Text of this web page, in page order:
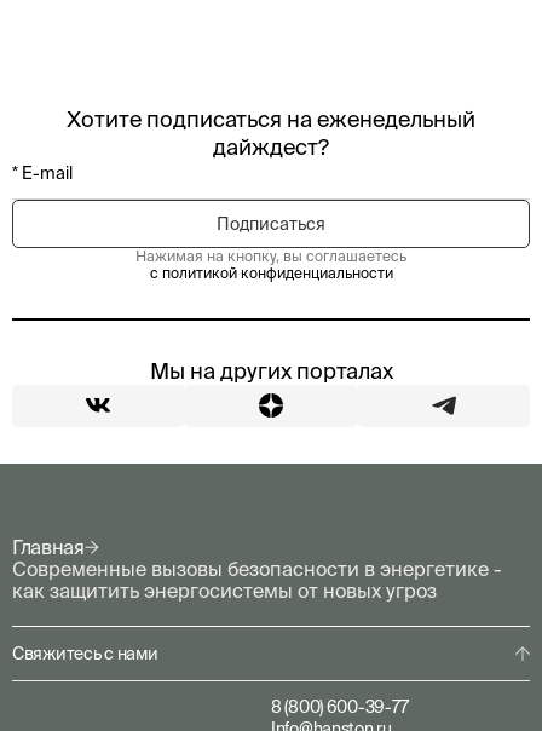
Хотите подписаться на еженедельный
дайждест?
Нажимая на кнопку, вы соглашаетесь
с политикой конфиденциальности
Мы на других порталах
Главная
Современные вызовы безопасности в энергетике -
как защитить энергосистемы от новых угроз
Свяжитесь с нами
8 (800) 600-39-77